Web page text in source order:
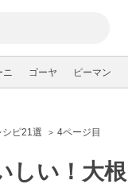
ニ ゴーヤ ピーマン
ピ21選 4ページ目
しい！大